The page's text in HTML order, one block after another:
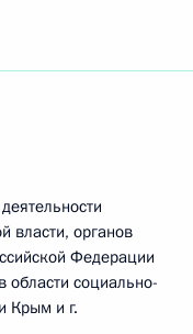
власти, органов
Федерации
области социально-
Крым и г.